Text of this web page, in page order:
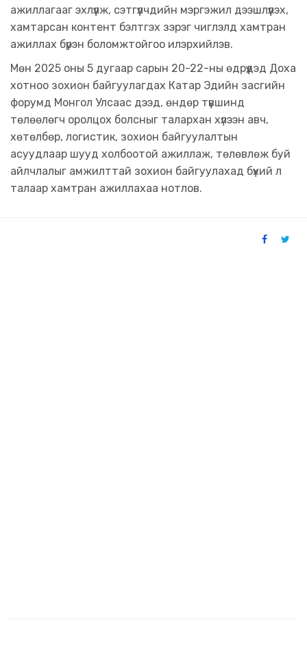
ажиллагааг эхлүүлж, сэтгүүлчдийн мэргэжил дээшлүүлэх,
хамтарсан контент бэлтгэх зэрэг чиглэлд хамтран
ажиллах бүрэн боломжтойгоо илэрхийлэв.
​Мөн 2025 оны 5 дугаар сарын 20-22-ны өдрүүдэд Доха
хотноо зохион байгуулагдах Катар Эдийн засгийн
форумд Монгол Улсаас дээд, өндөр түвшинд
төлөөлөгч оролцох болсныг талархан хүлээн авч,
хөтөлбөр, логистик, зохион байгуулалтын
асуудлаар шууд холбоотой ажиллаж, төлөвлөж буй
айлчлалыг амжилттай зохион байгуулахад бүхий л
талаар хамтран ажиллахаа нотлов.